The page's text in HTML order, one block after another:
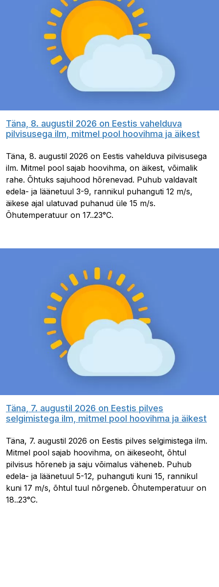
Täna, 8. augustil 2026 on Eestis vahelduva
pilvisusega ilm, mitmel pool hoovihma ja äikest
Täna, 8. augustil 2026 on Eestis vahelduva pilvisusega
ilm. Mitmel pool sajab hoovihma, on äikest, võimalik
rahe. Õhtuks sajuhood hõrenevad. Puhub valdavalt
edela- ja läänetuul 3-9, rannikul puhanguti 12 m/s,
äikese ajal ulatuvad puhanud üle 15 m/s.
Õhutemperatuur on 17..23°C.
Täna, 7. augustil 2026 on Eestis pilves
selgimistega ilm, mitmel pool hoovihma ja äikest
Täna, 7. augustil 2026 on Eestis pilves selgimistega ilm.
Mitmel pool sajab hoovihma, on äikeseoht, õhtul
pilvisus hõreneb ja saju võimalus väheneb. Puhub
edela- ja läänetuul 5-12, puhanguti kuni 15, rannikul
kuni 17 m/s, õhtul tuul nõrgeneb. Õhutemperatuur on
18..23°C.